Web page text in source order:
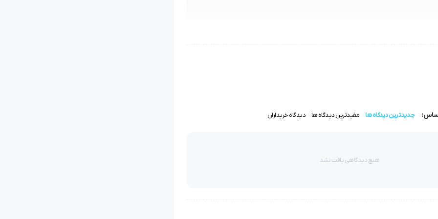
جدیدترین دیدگاه ها مفیدترین دیدگاه ها دیدگاه خریداران
هیچ دیدگاهی یافت نشد